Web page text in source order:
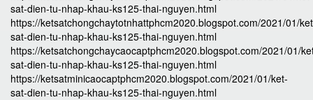
sat-dien-tu-nhap-khau-ks125-thai-nguyen.html
https://ketsatchongchaytotnhattphcm2020.blogspot.com/2021/01/
sat-dien-tu-nhap-khau-ks125-thai-nguyen.html
https://ketsatchongchaycaocaptphcm2020.blogspot.com/2021/01/
sat-dien-tu-nhap-khau-ks125-thai-nguyen.html
https://ketsatminicaocaptphcm2020.blogspot.com/2021/01/ket-
sat-dien-tu-nhap-khau-ks125-thai-nguyen.html